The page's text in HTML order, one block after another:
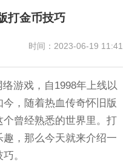
打金币技巧
时间：2023-06-19 11:41
游戏，自1998年上线以
，随着热血传奇怀旧版
曾经熟悉的世界里。打
，那么今天就来介绍一
。